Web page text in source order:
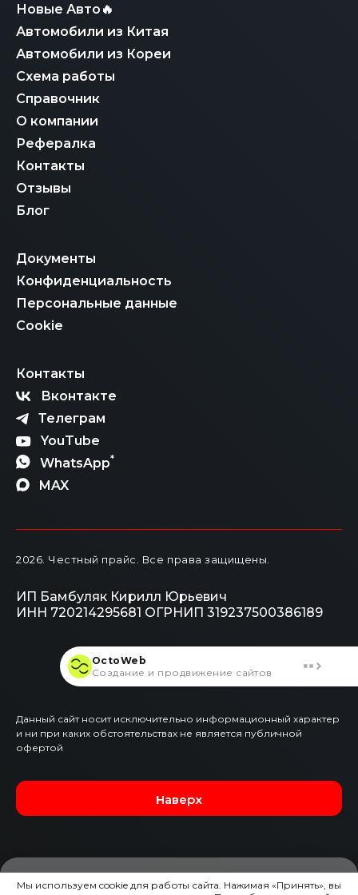
Новые Авто🔥
Автомобили из Китая
Автомобили из Кореи
Схема работы
Справочник
О компании
Рефералка
Контакты
Отзывы
Блог
Документы
Конфиденциальность
Персональные данные
Cookie
Контакты
Вконтакте
Телеграм
YouTube
WhatsApp*
MAX
2026 . Честный прайс. Все права защищены.
ИП Бамбуляк Кирилл Юрьевич
ИНН 720214295681 ОГРНИП 319237500386189
Данный сайт носит исключительно информационный характер
и ни при каких обстоятельствах не является публичной
офертой
Наверх
OctoWeb
Создание и продвижение сайтов
Мы используем cookie для работы сайта. Нажимая «Принять», вы